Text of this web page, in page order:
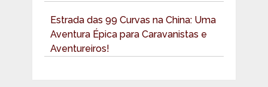
Estrada das 99 Curvas na China: Uma
Aventura Épica para Caravanistas e
Aventureiros!